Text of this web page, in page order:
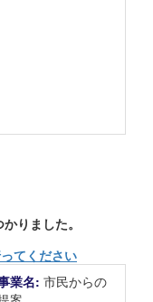
りました。
てください
業名: 市民からの